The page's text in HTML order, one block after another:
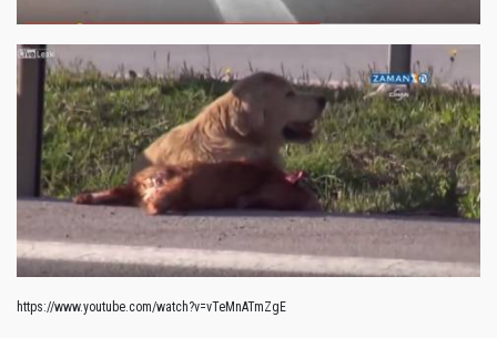
https://www.youtube.com/watch?v=vTeMnATmZgE